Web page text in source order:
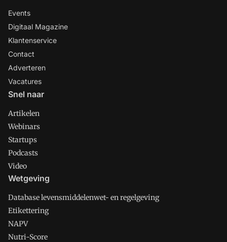
Events
Digitaal Magazine
Klantenservice
Contact
Adverteren
Vacatures
Snel naar
Artikelen
Webinars
Startups
Podcasts
Video
Wetgeving
Database levensmiddelenwet- en regelgeving
Etikettering
NAPV
Nutri-Score